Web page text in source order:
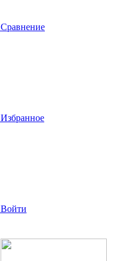
Сравнение
Избранное
Войти